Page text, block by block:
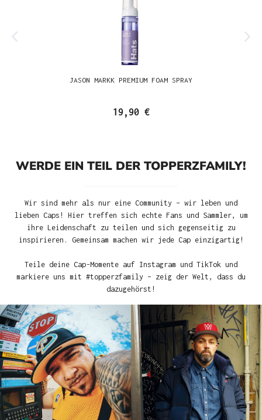
JASON MARKK PREMIUM FOAM SPRAY
19,90 €
WERDE EIN TEIL DER TOPPERZFAMILY!
Wir sind mehr als nur eine Community – wir leben und
lieben Caps! Hier treffen sich echte Fans und Sammler, um
ihre Leidenschaft zu teilen und sich gegenseitig zu
inspirieren. Gemeinsam machen wir jede Cap einzigartig!
Teile deine Cap-Momente auf Instagram und TikTok und
markiere uns mit #topperzfamily – zeig der Welt, dass du
dazugehörst!